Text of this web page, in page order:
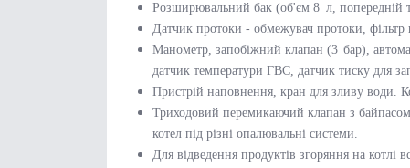
Розширювальний бак (об'єм 8 л, попередній
Датчик протоки - обмежувач протоки, фільтр
Манометр, запобіжний клапан (3 бар),
датчик температури ГВС, датчик тиску для
Пристрій наповнення, кран для зливу води.
Триходовий перемикаючий клапан з
котел під різні опалювальні системи.
Для відведення продуктів згоряння на